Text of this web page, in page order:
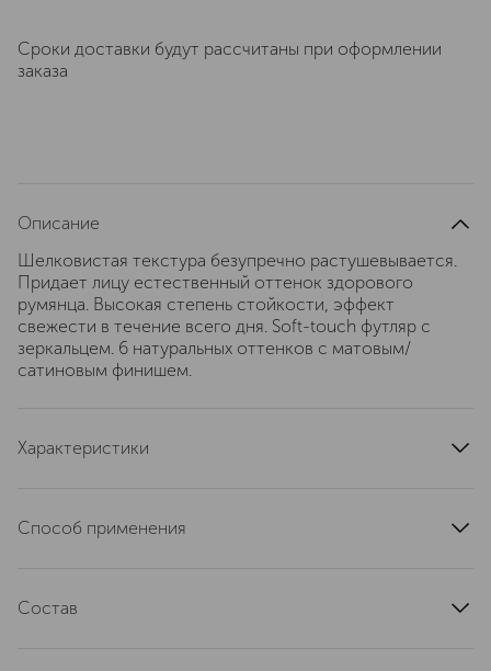
Сроки доставки будут рассчитаны при оформлении
заказа
Описание
Шелковистая текстура безупречно растушевывается.
Придает лицу естественный оттенок здорового
румянца. Высокая степень стойкости, эффект
свежести в течение всего дня. Soft-touch футляр с
зеркальцем. 6 натуральных оттенков с матовым/
сатиновым финишем.
Характеристики
тип кожи
Способ применения
Состав